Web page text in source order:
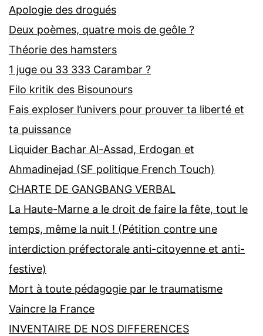
Apologie des drogués
Deux poèmes, quatre mois de geôle ?
Théorie des hamsters
1 juge ou 33 333 Carambar ?
Filo kritik des Bisounours
Fais exploser l’univers pour prouver ta liberté et
ta puissance
Liquider Bachar Al-Assad, Erdogan et
Ahmadinejad (SF politique French Touch)
CHARTE DE GANGBANG VERBAL
La Haute-Marne a le droit de faire la fête, tout le
temps, même la nuit ! (Pétition contre une
interdiction préfectorale anti-citoyenne et anti-
festive)
Mort à toute pédagogie par le traumatisme
Vaincre la France
INVENTAIRE DE NOS DIFFERENCES